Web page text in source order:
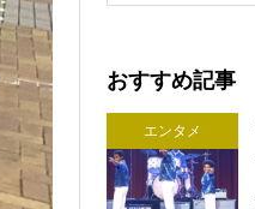
おすすめ記事
エンタメ